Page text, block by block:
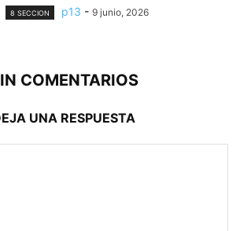
8 SECCION p13 - 9 junio, 2026
COMENTARIOS
UNA RESPUESTA